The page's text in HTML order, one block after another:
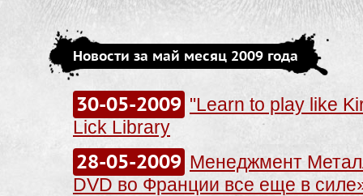
Новости за май месяц 2009 года
30-05-2009 "Learn to play like
Lick Library
28-05-2009 Менеджмент
DVD во Франции все еще в